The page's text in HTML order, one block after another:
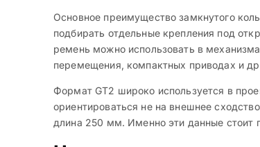
Основное преимущество замкнутого
подбирать отдельные крепления под
ремень можно использовать в
перемещения, компактных приводах и
Формат GT2 широко используется в
ориентироваться не на внешнее
длина 250 мм. Именно эти данные стоит